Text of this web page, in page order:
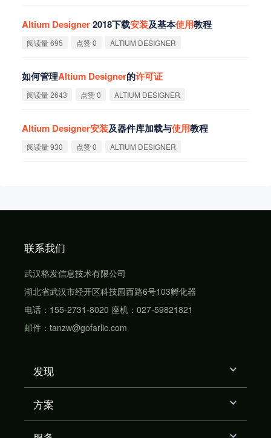
Altium Designer2018下载安装及基本使用教程
阅读量 695 点赞 0 ALTIUM DESIGNER
如何管理Altium Designer的许可证
阅读量 2643 点赞 0 ALTIUM DESIGNER
Altium Designer安装及器件库加载与使用教程
阅读量 930 点赞 0 ALTIUM DESIGNER
联系我们
武汉格发信息技术有限公司
湖北省武汉市经开区科技园西路6号103孵化器
电话：155-2731-8020 座机：027-59821821
邮件：tanzw@gofarlic.com
发现
方案